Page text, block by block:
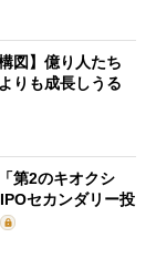
図】億り人たち
りも成長しうる
第2のキオクシ
セカンダリー投